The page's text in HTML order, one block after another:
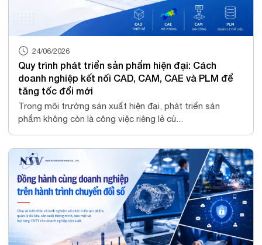
24/06/2026
Quy trình phát triển sản phẩm hiện đại: Cách
doanh nghiệp kết nối CAD, CAM, CAE và PLM để
tăng tốc đổi mới
Trong môi trường sản xuất hiện đại, phát triển sản
phẩm không còn là công việc riêng lẻ củ...